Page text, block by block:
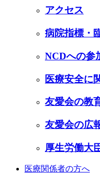
アクセス
病院指標・
NCDへの参
医療安全に
友愛会の教
友愛会の広
厚生労働大
医療関係者の方へ